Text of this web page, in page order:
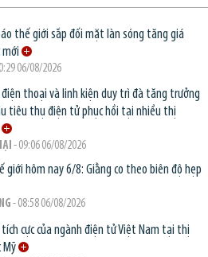
thế giới sắp đối mặt làn sóng tăng giá
06/08/2026
thoại và linh kiện duy trì đà tăng trưởng
tiêu thụ điện tử phục hồi tại nhiều thị
- 09:06 06/08/2026
giới hôm nay 6/8: Giằng co theo biên độ hẹp
- 08:58 06/08/2026
tích cực của ngành điện tử Việt Nam tại thị